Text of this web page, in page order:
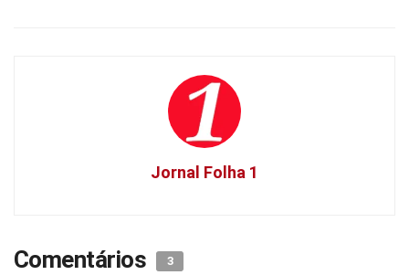
Jornal Folha 1
Comentários 3